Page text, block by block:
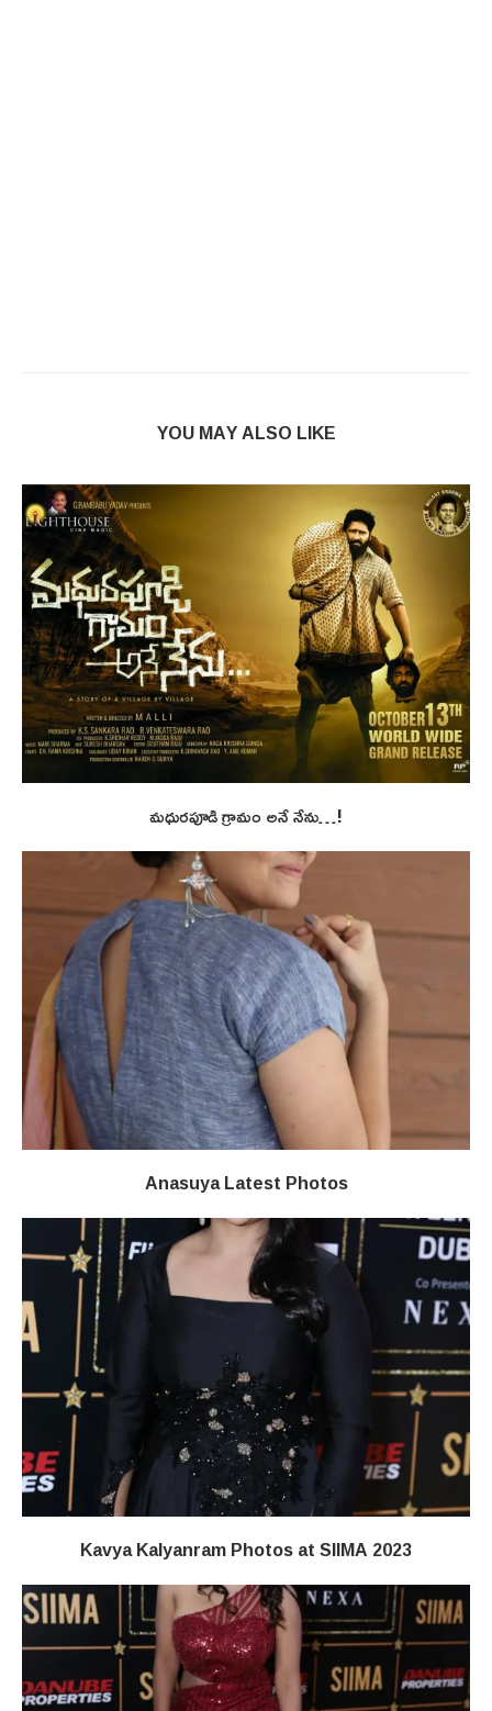
YOU MAY ALSO LIKE
మధురపూడి గ్రామం అనే నేను…!
Anasuya Latest Photos
Kavya Kalyanram Photos at SIIMA 2023